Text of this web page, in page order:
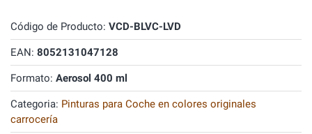
Código de Producto: VCD-BLVC-LVD
EAN: 8052131047128
Formato: Aerosol 400 ml
Categoria: Pinturas para Coche en colores originales
carrocería